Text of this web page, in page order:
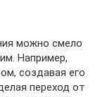
можно смело
Например,
создавая его
переход от